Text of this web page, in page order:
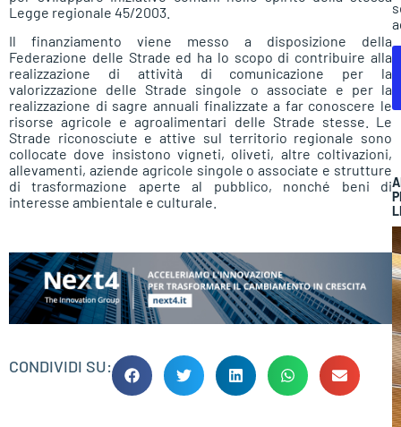
Legge regionale 45/2003.
Il finanziamento viene messo a disposizione della
Federazione delle Strade ed ha lo scopo di contribuire alla
realizzazione di attività di comunicazione per la
valorizzazione delle Strade singole o associate e per la
realizzazione di sagre annuali finalizzate a far conoscere le
risorse agricole e agroalimentari delle Strade stesse. Le
Strade riconosciute e attive sul territorio regionale sono
collocate dove insistono vigneti, oliveti, altre coltivazioni,
allevamenti, aziende agricole singole o associate e strutture
di trasformazione aperte al pubblico, nonché beni di
interesse ambientale e culturale.
CONDIVIDI SU: